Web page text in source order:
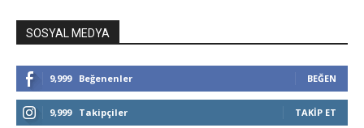
SOSYAL MEDYA
9,999 Beğenenler BEĞEN
9,999 Takipçiler TAKIP ET